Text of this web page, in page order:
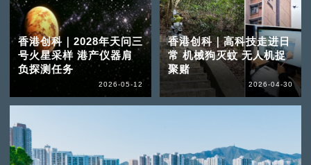
香港创科｜2028年天问三
号火星采样 港产仪器肩
负探测任务
2026-05-12
香港创科｜高科技走进日
常 机械狗灭蚊 无人机捉
聚赌
2026-04-30